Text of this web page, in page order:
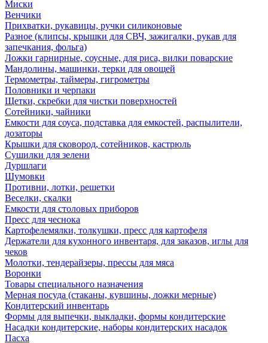
Миски
Венчики
Прихватки, рукавицы, ручки силиконовые
Разное (клипсы, крышки для СВЧ, зажигалки, рукав для
запечкания, фольга)
Ложки гарнирные, соусные, для риса, вилки поварские
Мандолины, машинки, терки для овощей
Термометры, таймеры, гигрометры
Половники и черпаки
Щетки, скребки для чистки поверхностей
Сотейники, чайники
Емкости для соуса, подставка для емкостей, распылители,
дозаторы
Крышки для сковород, сотейников, кастрюль
Сушилки для зелени
Дуршлаги
Шумовки
Противни, лотки, решетки
Веселки, скалки
Емкости для столовых приборов
Пресс для чеснока
Картофелемялки, толкушки, пресс для картофеля
Держатели для кухонного инвентаря, для заказов, иглы для
чеков
Молотки, тендерайзеры, прессы для мяса
Воронки
Товары специального назначения
Мерная посуда (стаканы, кувшины, ложки мерные)
Кондитерский инвентарь
Формы для выпечки, выкладки, формы кондитерские
Насадки кондитерские, наборы кондитерских насадок
Пасха